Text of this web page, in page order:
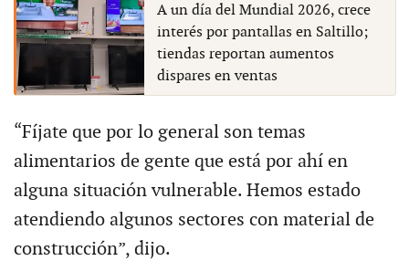
A un día del Mundial 2026, crece
interés por pantallas en Saltillo;
tiendas reportan aumentos
dispares en ventas
“Fíjate que por lo general son temas
alimentarios de gente que está por ahí en
alguna situación vulnerable. Hemos estado
atendiendo algunos sectores con material de
construcción”, dijo.